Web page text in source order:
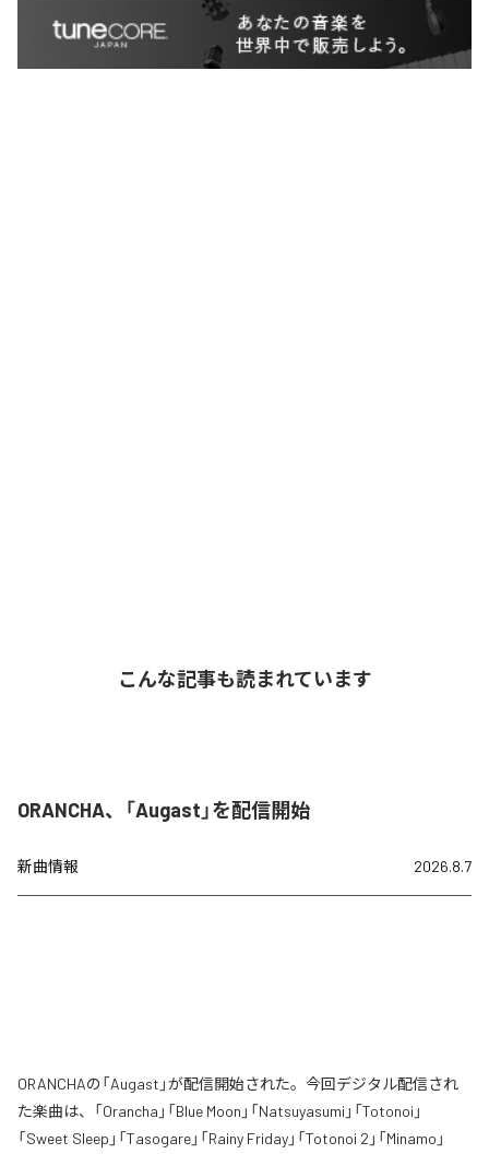
こんな記事も読まれています
ORANCHA、「Augast」を配信開始
新曲情報 2026.8.7
ORANCHAの「Augast」が配信開始された。今回デジタル配信され
た楽曲は、「Orancha」「Blue Moon」「Natsuyasumi」「Totonoi」
「Sweet Sleep」「Tasogare」「Rainy Friday」「Totonoi 2」「Minamo」